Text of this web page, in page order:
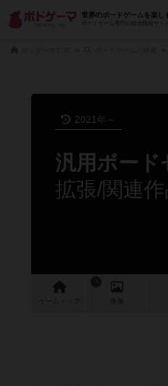
世界のボードゲームを楽し
ボードゲーム専門の総合情報サイト
2021年～
汎用ボード
拡張/関連
ゲーム 画像